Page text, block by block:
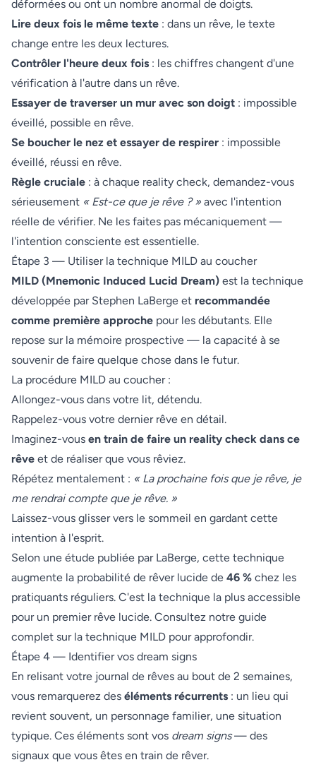
déformées ou ont un nombre anormal de doigts.
Lire deux fois le même texte : dans un rêve, le texte
change entre les deux lectures.
Contrôler l'heure deux fois : les chiffres changent d'une
vérification à l'autre dans un rêve.
Essayer de traverser un mur avec son doigt : impossible
éveillé, possible en rêve.
Se boucher le nez et essayer de respirer : impossible
éveillé, réussi en rêve.
Règle cruciale : à chaque reality check, demandez-vous
sérieusement « Est-ce que je rêve ? » avec l'intention
réelle de vérifier. Ne les faites pas mécaniquement —
l'intention consciente est essentielle.
Étape 3 — Utiliser la technique MILD au coucher
MILD (Mnemonic Induced Lucid Dream) est la technique
développée par Stephen LaBerge et recommandée
comme première approche pour les débutants. Elle
repose sur la mémoire prospective — la capacité à se
souvenir de faire quelque chose dans le futur.
La procédure MILD au coucher :
Allongez-vous dans votre lit, détendu.
Rappelez-vous votre dernier rêve en détail.
Imaginez-vous en train de faire un reality check dans ce
rêve et de réaliser que vous rêviez.
Répétez mentalement : « La prochaine fois que je rêve, je
me rendrai compte que je rêve. »
Laissez-vous glisser vers le sommeil en gardant cette
intention à l'esprit.
Selon une étude publiée par LaBerge, cette technique
augmente la probabilité de rêver lucide de 46 % chez les
pratiquants réguliers. C'est la technique la plus accessible
pour un premier rêve lucide. Consultez notre guide
complet sur la technique MILD pour approfondir.
Étape 4 — Identifier vos dream signs
En relisant votre journal de rêves au bout de 2 semaines,
vous remarquerez des éléments récurrents : un lieu qui
revient souvent, un personnage familier, une situation
typique. Ces éléments sont vos dream signs— des
signaux que vous êtes en train de rêver.